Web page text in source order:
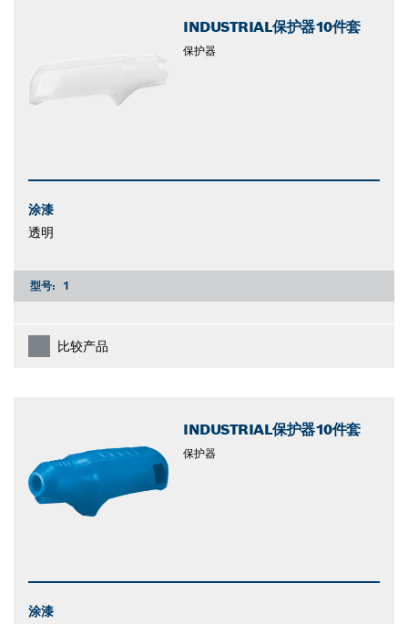
INDUSTRIAL保护器10件套
保护器
涂漆
透明
型号: 1
比较产品
INDUSTRIAL保护器10件套
保护器
涂漆